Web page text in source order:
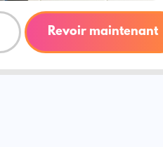
Revoir maintenant